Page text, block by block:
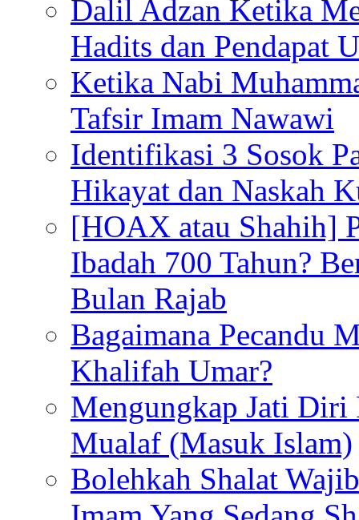
Dalil Adzan Ketika
Hadits dan Pendapat
Ketika Nabi
Tafsir Imam Nawawi
Identifikasi 3 Sosok
Hikayat dan Naskah
[HOAX atau Shahih]
Ibadah 700 Tahun?
Bulan Rajab
Bagaimana Pecandu
Khalifah Umar?
Mengungkap Jati Diri
Mualaf (Masuk Islam)
Bolehkah Shalat